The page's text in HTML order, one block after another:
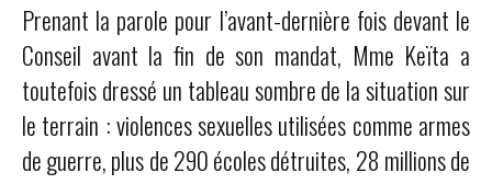
Prenant la parole pour l’avant-dernière fois devant le
Conseil avant la fin de son mandat, Mme Keïta a
toutefois dressé un tableau sombre de la situation sur
le terrain : violences sexuelles utilisées comme armes
de guerre, plus de 290 écoles détruites, 28 millions de